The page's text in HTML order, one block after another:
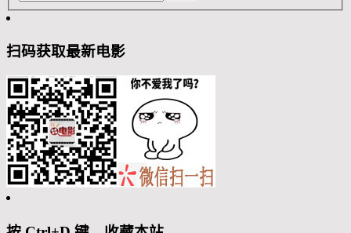
扫码获取最新电影